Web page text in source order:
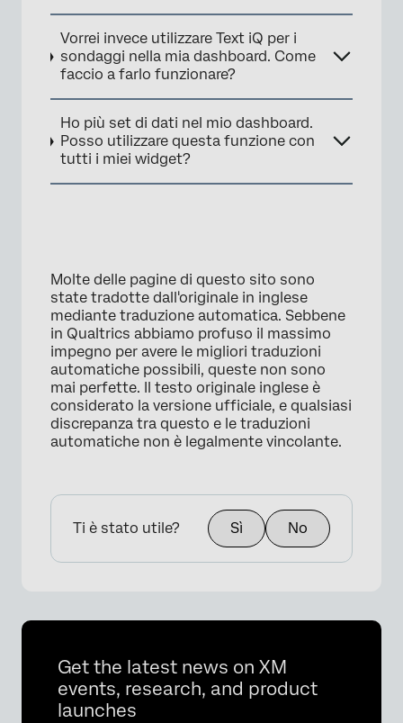
×
×
Vorrei invece utilizzare Text iQ per i
sondaggi nella mia dashboard. Come
faccio a farlo funzionare?
Ho più set di dati nel mio dashboard.
Posso utilizzare questa funzione con
tutti i miei widget?
Molte delle pagine di questo sito sono
state tradotte dall'originale in inglese
mediante traduzione automatica. Sebbene
in Qualtrics abbiamo profuso il massimo
impegno per avere le migliori traduzioni
automatiche possibili, queste non sono
mai perfette. Il testo originale inglese è
considerato la versione ufficiale, e qualsiasi
discrepanza tra questo e le traduzioni
automatiche non è legalmente vincolante.
Ti è stato utile? Sì No
Get the latest news on XM
events, research, and product
launches